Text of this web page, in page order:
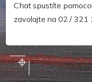
Chat spustíte
zavolajte na 02 / 321